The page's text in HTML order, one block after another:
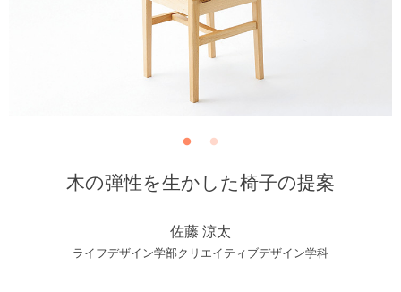
木の弾性を生かした椅子の提案
佐藤 涼太
ライフデザイン学部クリエイティブデザイン学科